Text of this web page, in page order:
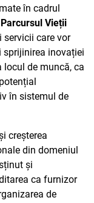
în cadrul
Vieții
servicii care vor
inovației
de muncă, ca
în sistemul de
creșterea
din domeniul
și
ca furnizor
de